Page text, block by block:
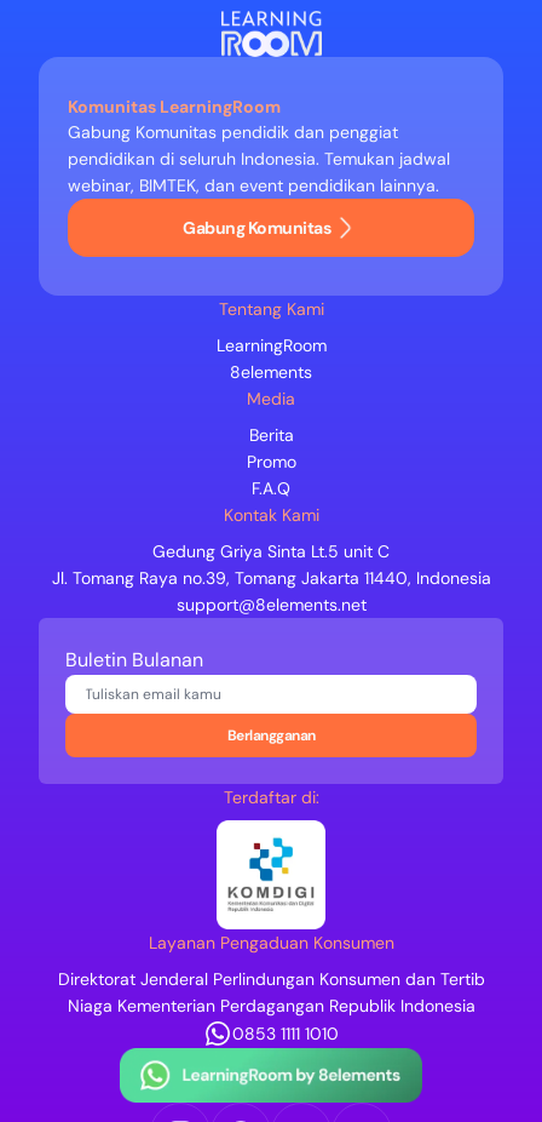
Komunitas LearningRoom
Gabung Komunitas pendidik dan penggiat
pendidikan di seluruh Indonesia. Temukan jadwal
webinar, BIMTEK, dan event pendidikan lainnya.
Gabung Komunitas
Tentang Kami
LearningRoom
8elements
Media
Berita
Promo
F.A.Q
Kontak Kami
Gedung Griya Sinta Lt.5 unit C
Jl. Tomang Raya no.39, Tomang Jakarta 11440, Indonesia
support@8elements.net
Buletin Bulanan
Berlangganan
Terdaftar di:
Layanan Pengaduan Konsumen
Direktorat Jenderal Perlindungan Konsumen dan Tertib
Niaga Kementerian Perdagangan Republik Indonesia
0853 1111 1010